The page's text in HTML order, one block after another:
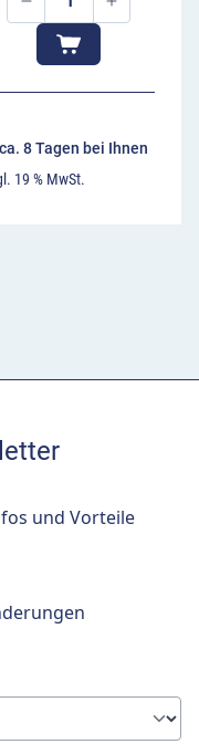
8 Tagen bei Ihnen
19 % MwSt.
und Vorteile